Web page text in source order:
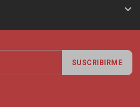
SUSCRIBIRME